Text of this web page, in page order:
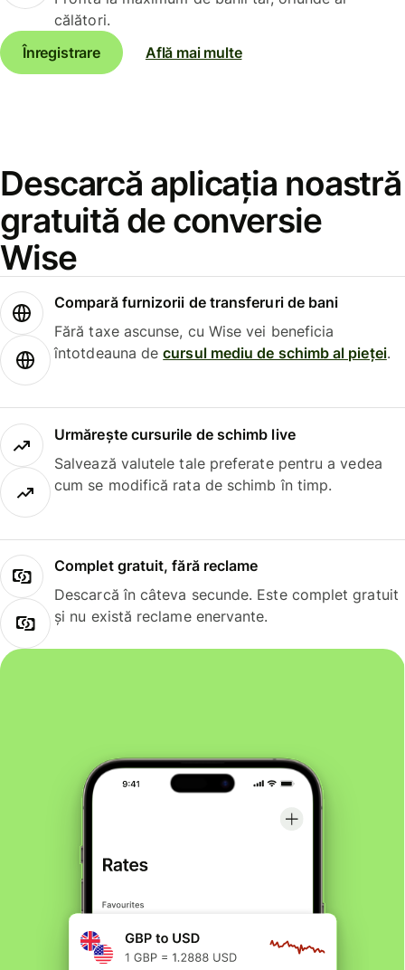
călători.
Înregistrare
Află mai multe
Descarcă aplicația noastră
gratuită de conversie
Wise
Compară furnizorii de transferuri de bani
Fără taxe ascunse, cu Wise vei beneficia
întotdeauna decursul mediu de schimb al pieței.
Urmărește cursurile de schimb live
Salvează valutele tale preferate pentru a vedea
cum se modifică rata de schimb în timp.
Complet gratuit, fără reclame
Descarcă în câteva secunde. Este complet gratuit
și nu există reclame enervante.